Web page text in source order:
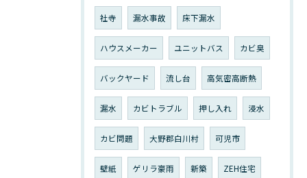
社寺 漏水事故 床下漏水
ハウスメーカー ユニットバス カビ臭
バックヤード 流し台 高気密高断熱
漏水 カビトラブル 押し入れ 浸水
カビ問題 大野郡白川村 可児市
壁紙 ゲリラ豪雨 新築 ZEH住宅